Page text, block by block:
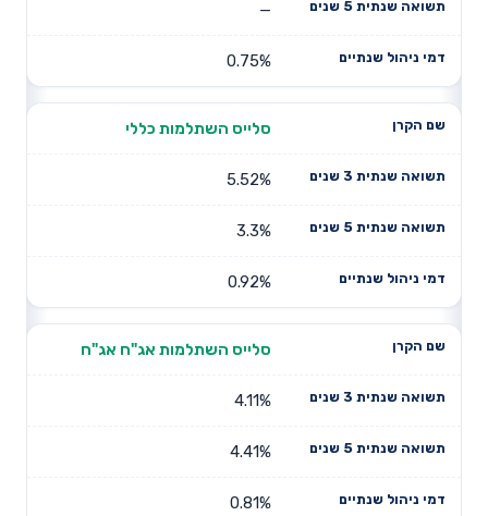
—
0.75%
סלייס השתלמות כללי
5.52%
3.3%
0.92%
סלייס השתלמות אג"ח אג"ח
4.11%
4.41%
0.81%